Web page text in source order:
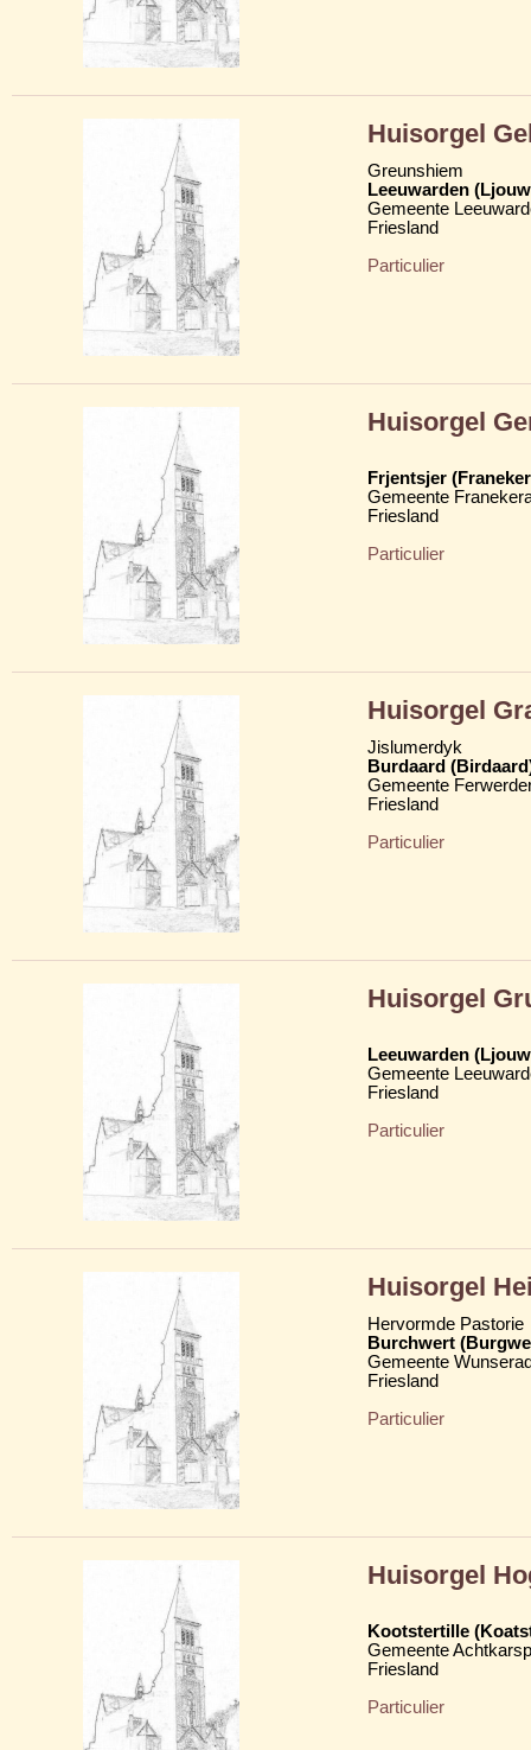
Huisorgel
Greunshiem
Leeuwarden
Gemeente
Friesland
Particulier
Huisorgel
Frjentsjer
Gemeente
Friesland
Particulier
Huisorgel
Jislumerdyk
Burdaard
Gemeente
Friesland
Particulier
Huisorgel
Leeuwarden
Gemeente
Friesland
Particulier
Huisorgel
Hervormde Pastorie
Burchwert
Gemeente
Friesland
Particulier
Huisorgel
Kootstertille
Gemeente
Friesland
Particulier